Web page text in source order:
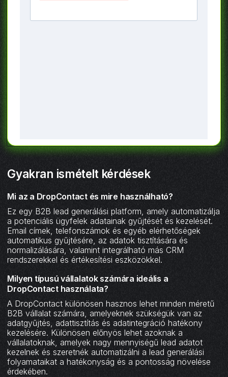
Gyakran ismételt kérdések
Mi az a DropContact és mire használható?
Ez egy B2B lead generálási platform, amely automatizálja
a potenciális ügyfelek adatainak gyűjtését és kezelését.
Email címek, telefonszámok és egyéb elérhetőségek
automatikus gyűjtésére, az adatok tisztítására és
normalizálására, valamint integrálható más CRM
rendszerekkel és értékesítési eszközökkel.
Milyen típusú vállalatok számára ideális a
DropContact használata?
A DropContact különösen hasznos lehet minden méretű
B2B vállalat számára, amelyeknek szükségük van az
adatgyűjtés, adattisztítás és adatintegráció hatékony
kezelésére. Különösen előnyös lehet azoknak a
vállalatoknak, amelyek nagy mennyiségű lead adatot
kezelnek és szeretnék automatizálni a lead generálási
folyamataikat a hatékonyság és a pontosság növelése
érdekében.